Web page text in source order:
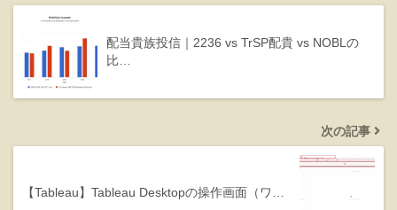
配当貴族投信｜2236 vs TrSP配貴 vs NOBLの
比…
次の記事
【Tableau】Tableau Desktopの操作画面（ワ…